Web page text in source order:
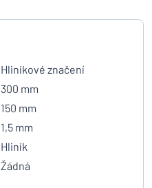
Hliníkové značení
300 mm
150 mm
1,5 mm
Hliník
Žádná